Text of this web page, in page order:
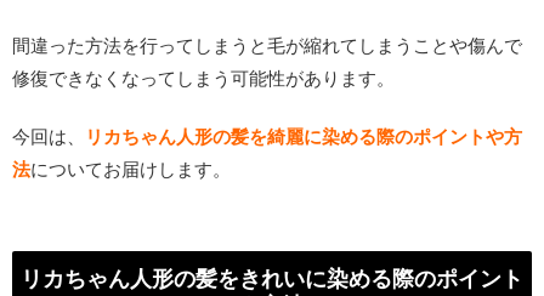
間違った方法を行ってしまうと毛が縮れてしまうことや傷んで
修復できなくなってしまう可能性があります。
今回は、
リカちゃん人形の髪を綺麗に染める際のポイントや方
法についてお届けします。
リカちゃん人形の髪をきれいに染める際のポイント